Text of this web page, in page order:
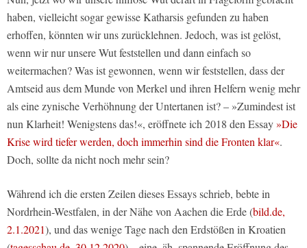
haben, vielleicht sogar gewisse Katharsis gefunden zu haben
erhoffen, könnten wir uns zurücklehnen. Jedoch, was ist gelöst,
wenn wir nur unsere Wut feststellen und dann einfach so
weitermachen? Was ist gewonnen, wenn wir feststellen, dass der
Amtseid aus dem Munde von Merkel und ihren Helfern wenig mehr
als eine zynische Verhöhnung der Untertanen ist? – »Zumindest ist
nun Klarheit! Wenigstens das!«, eröffnete ich 2018 den Essay»Die
Krise wird tiefer werden, doch immerhin sind die Fronten klar«.
Doch, sollte da nicht noch mehr sein?
Während ich die ersten Zeilen dieses Essays schrieb, bebte in
Nordrhein-Westfalen, in der Nähe von Aachen die Erde (bild.de,
2.1.2021), und das wenige Tage nach den Erdstößen in Kroatien